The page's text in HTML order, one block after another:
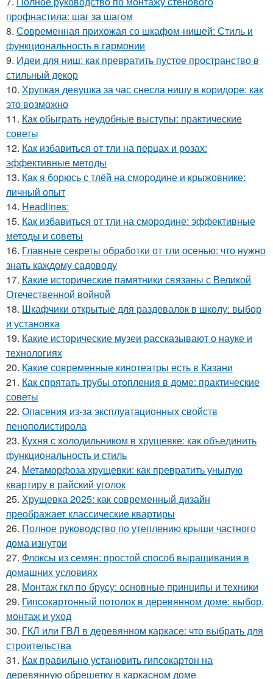
профнастила: шаг за шагом
8. Современная прихожая со шкафом-нишей: Стиль и
функциональность в гармонии
9. Идеи для ниш: как превратить пустое пространство в
стильный декор
10. Хрупкая девушка за час снесла нишу в коридоре: как
это возможно
11. Как обыграть неудобные выступы: практические
советы
12. Как избавиться от тли на перцах и розах:
эффективные методы
13. Как я борюсь с тлёй на смородине и крыжовнике:
личный опыт
14. Headlines:
15. Как избавиться от тли на смородине: эффективные
методы и советы
16. Главные секреты обработки от тли осенью: что нужно
знать каждому садоводу
17. Какие исторические памятники связаны с Великой
Отечественной войной
18. Шкафчики открытые для раздевалок в школу: выбор
и установка
19. Какие исторические музеи рассказывают о науке и
технологиях
20. Какие современные кинотеатры есть в Казани
21. Как спрятать трубы отопления в доме: практические
советы
22. Опасения из-за эксплуатационных свойств
пенополистирола
23. Кухня с холодильником в хрущевке: как объединить
функциональность и стиль
24. Метаморфоза хрущевки: как превратить унылую
квартиру в райский уголок
25. Хрущевка 2025: как современный дизайн
преображает классические квартиры
26. Полное руководство по утеплению крыши частного
дома изнутри
27. Флоксы из семян: простой способ выращивания в
домашних условиях
28. Монтаж гкл по брусу: основные принципы и техники
29. Гипсокартонный потолок в деревянном доме: выбор,
монтаж и уход
30. ГКЛ или ГВЛ в деревянном каркасе: что выбрать для
строительства
31. Как правильно установить гипсокартон на
деревянную обрешетку в каркасном доме